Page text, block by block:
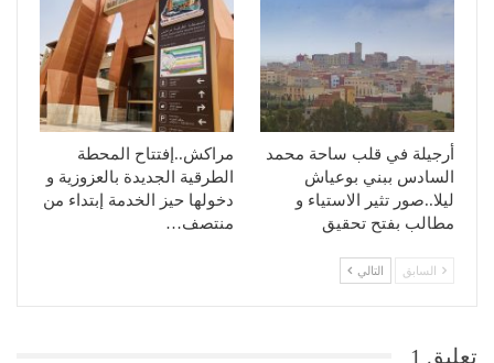
أرجيلة في قلب ساحة محمد
السادس ببني بوعياش
ليلا..صور تثير الاستياء و
مطالب بفتح تحقيق
مراكش..إفتتاح المحطة
الطرقية الجديدة بالعزوزية و
دخولها حيز الخدمة إبتداء من
منتصف…
السابق التالي
تعليق 1